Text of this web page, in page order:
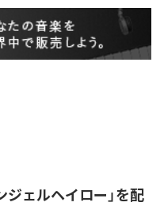
ジェルヘイロー」を配